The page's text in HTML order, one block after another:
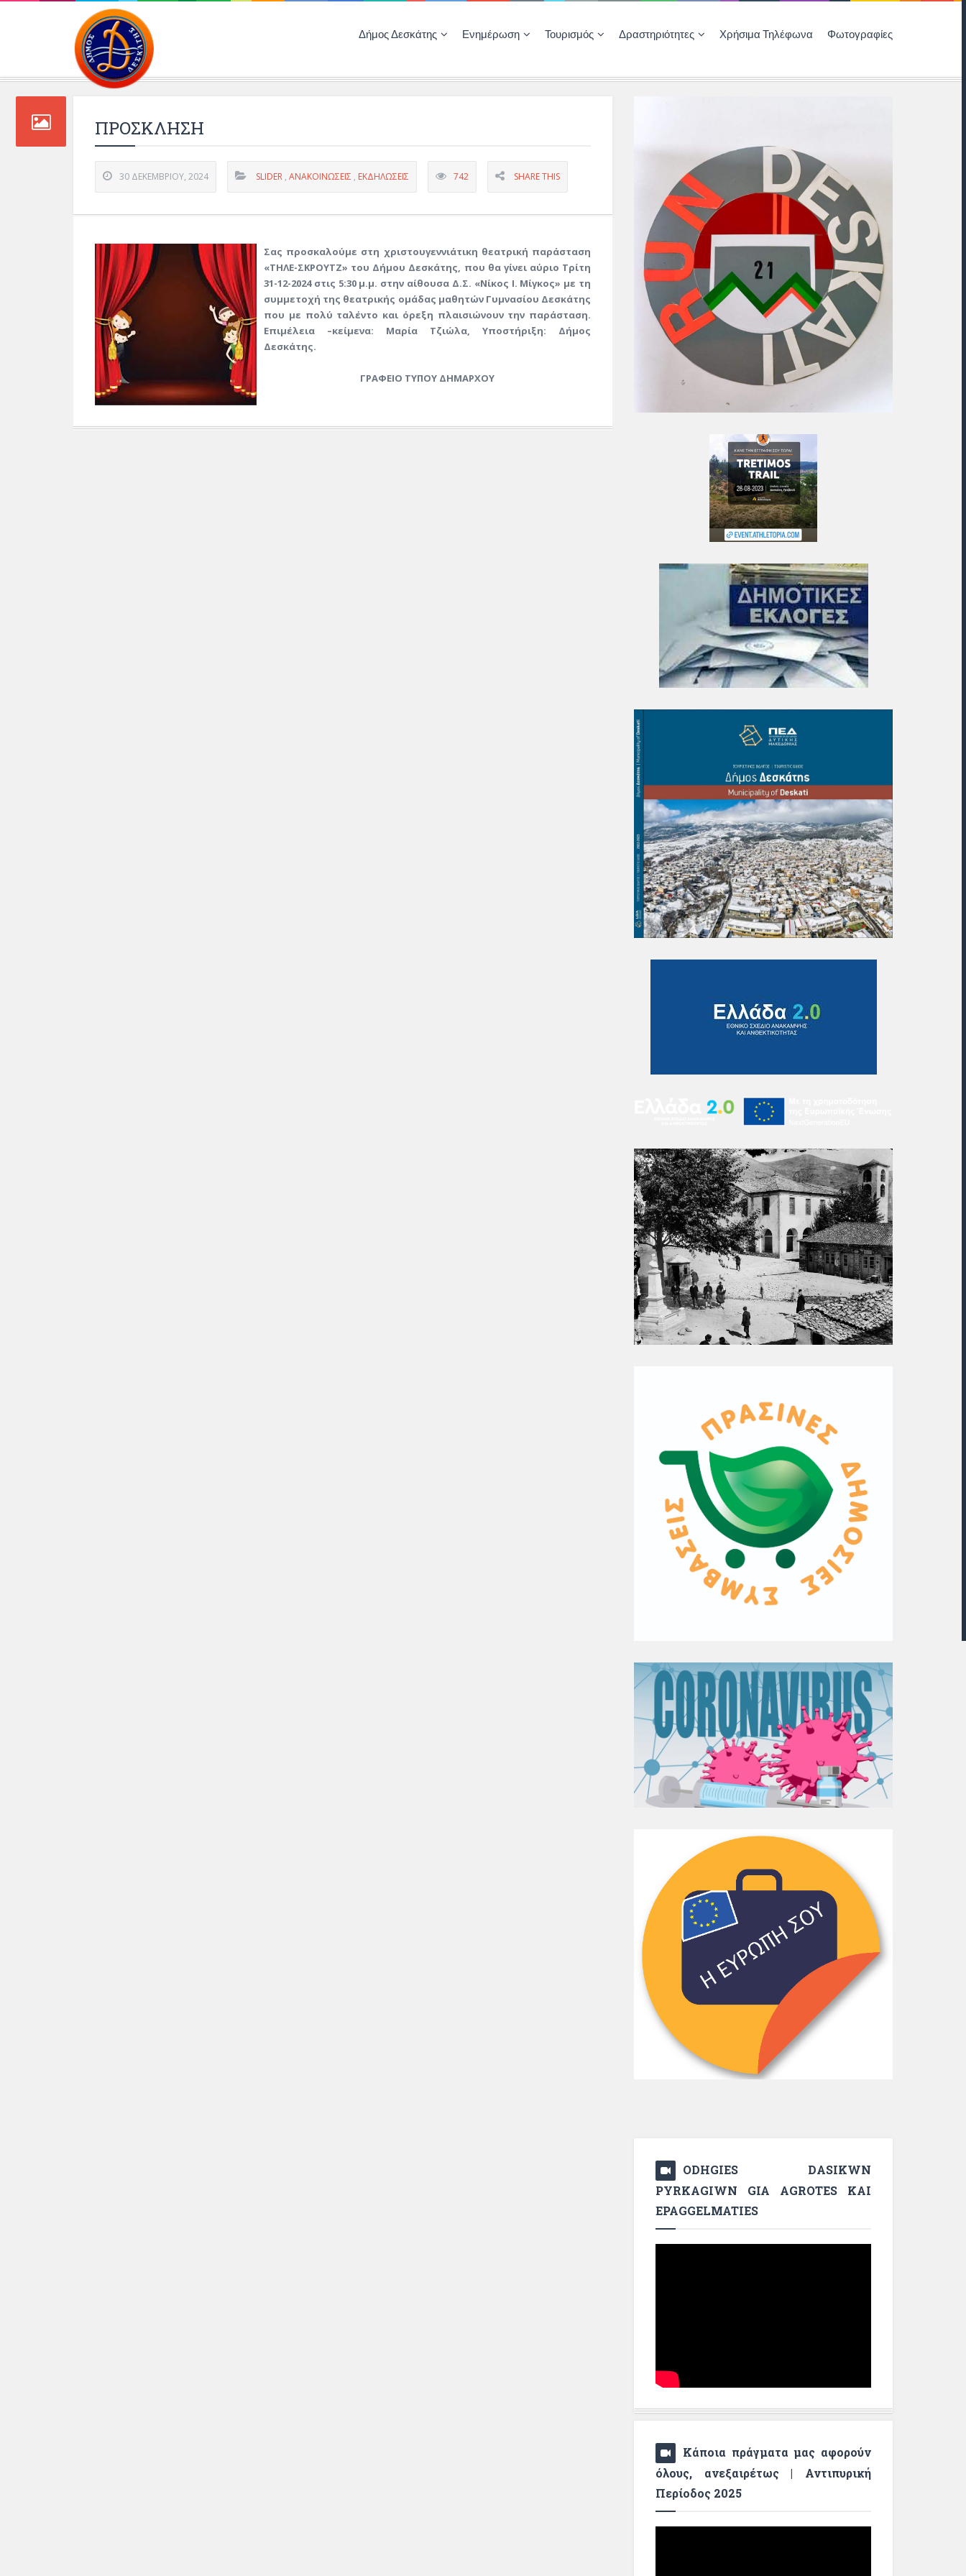
Δήμος Δεσκάτης Ενημέρωση Τουρισμός Δραστηριότητες Χρήσιμα Τηλέφωνα Φωτογραφίες
ΠΡΟΣΚΛΗΣΗ
30 ΔΕΚΕΜΒΡΊΟΥ, 2024 SLIDER , ΑΝΑΚΟΙΝΏΣΕΙΣ , ΕΚΔΗΛΏΣΕΙΣ 742 SHARE THIS
Σας προσκαλούμε στη χριστουγεννιάτικη θεατρική παράσταση
«ΤΗΛΕ-ΣΚΡΟΥΤΖ» του Δήμου Δεσκάτης, που θα γίνει αύριο Τρίτη
31-12-2024 στις 5:30 μ.μ. στην αίθουσα Δ.Σ. «Νίκος Ι. Μίγκος» με τη
συμμετοχή της θεατρικής ομάδας μαθητών Γυμνασίου Δεσκάτης
που με πολύ ταλέντο και όρεξη πλαισιώνουν την παράσταση.
Επιμέλεια –κείμενα: Μαρία Τζιώλα, Υποστήριξη: Δήμος
Δεσκάτης.
ΓΡΑΦΕΙΟ ΤΥΠΟΥ ΔΗΜΑΡΧΟΥ
ODHGIES DASIKWN
PYRKAGIWN GIA AGROTES KAI
EPAGGELMATIES
Κάποια πράγματα μας αφορούν
όλους, ανεξαιρέτως | Αντιπυρική
Περίοδος 2025